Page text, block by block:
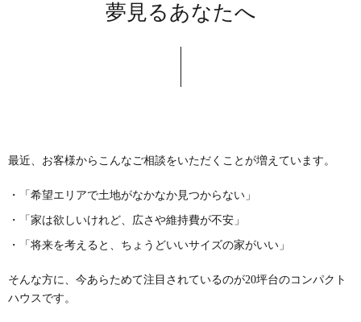
夢見るあなたへ
最近、お客様からこんなご相談をいただくことが増えています。
・「希望エリアで土地がなかなか見つからない」
・「家は欲しいけれど、広さや維持費が不安」
・「将来を考えると、ちょうどいいサイズの家がいい」
そんな方に、今あらためて注目されているのが20坪台のコンパクト
ハウスです。